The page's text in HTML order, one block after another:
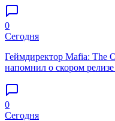
0
Сегодня
Геймдиректор Mafia: The
напомнил о скором
0
Сегодня